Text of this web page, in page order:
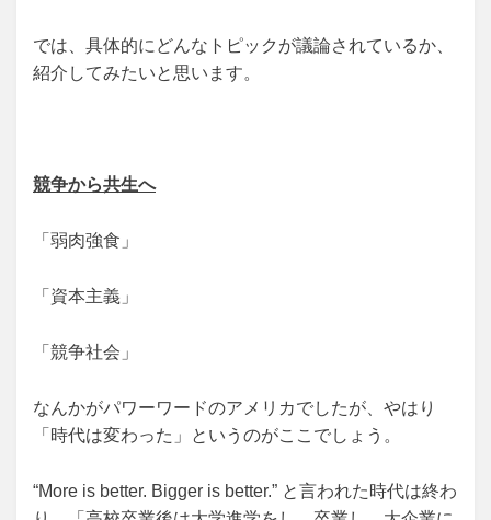
では、具体的にどんなトピックが議論されているか、
紹介してみたいと思います。
競争から共生へ
「弱肉強食」
「資本主義」
「競争社会」
なんかがパワーワードのアメリカでしたが、やはり
「時代は変わった」というのがここでしょう。
“More is better. Bigger is better.” と言われた時代は終わ